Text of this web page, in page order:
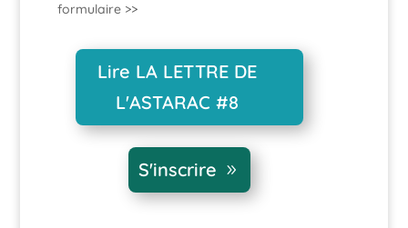
formulaire >>
Lire LA LETTRE DE
L'ASTARAC #8
S'inscrire